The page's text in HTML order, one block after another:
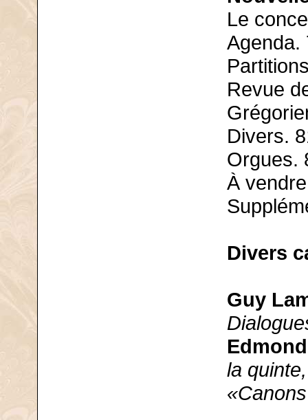
Le
Agenda.
Revue
Divers.
Orgues.
À
Divers
Guy
la